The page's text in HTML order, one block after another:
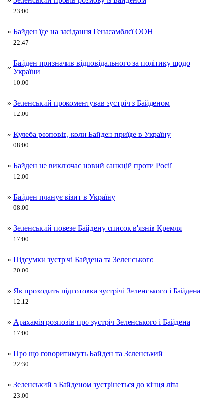
23:00
» Байден їде на засідання Генасамблеї ООН
22:47
»
Байден призначив відповідального за політику щодо
України
10:00
» Зеленський прокоментував зустріч з Байденом
12:00
» Кулеба розповів, коли Байден приїде в Україну
08:00
» Байден не виключає новий санкцій проти Росії
12:00
» Байден планує візит в Україну
08:00
» Зеленський повезе Байдену список в'язнів Кремля
17:00
» Підсумки зустрічі Байдена та Зеленського
20:00
» Як проходить підготовка зустрічі Зеленського і Байдена
12:12
» Арахамія розповів про зустріч Зеленського і Байдена
17:00
» Про що говоритимуть Байден та Зеленський
22:30
» Зеленський з Байденом зустрінеться до кінця літа
23:00